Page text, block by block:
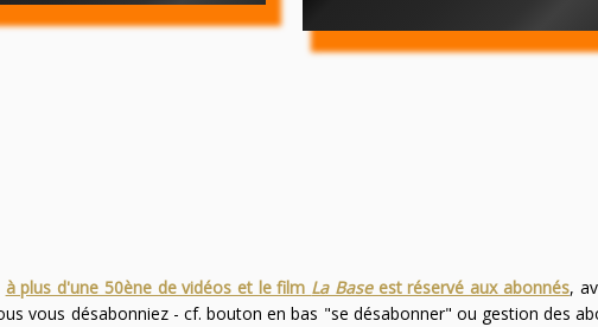
à plus d'une 50ène de vidéos et le film La Baseest réservé aux abonnés,
vous désabonniez - cf. bouton en bas "se désabonner" ou gestion des